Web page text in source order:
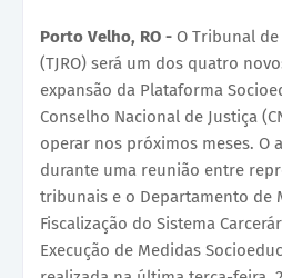
Porto Velho, RO - O Tribunal
(TJRO) será um dos quatro
expansão da Plataforma
Conselho Nacional de Justiça
operar nos próximos meses. O
durante uma reunião entre
tribunais e o Departamento de
Fiscalização do Sistema
Execução de Medidas